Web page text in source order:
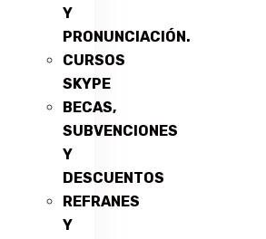
Y
PRONUNCIACIÓN.
CURSOS
SKYPE
BECAS,
SUBVENCIONES
Y
DESCUENTOS
REFRANES
Y